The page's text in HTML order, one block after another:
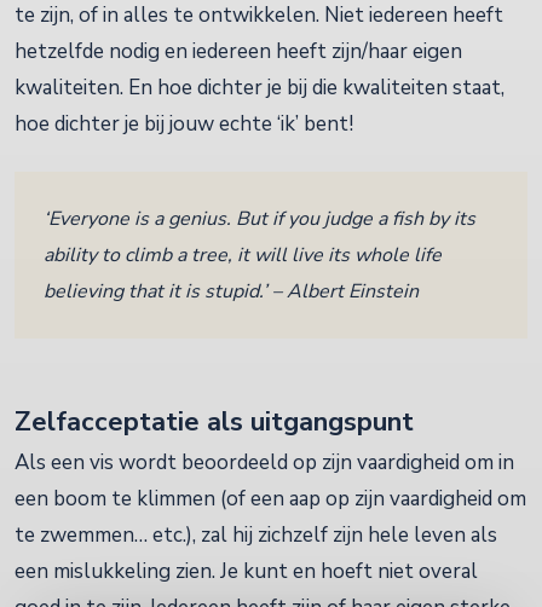
te zijn, of in alles te ontwikkelen. Niet iedereen heeft
hetzelfde nodig en iedereen heeft zijn/haar eigen
kwaliteiten. En hoe dichter je bij die kwaliteiten staat,
hoe dichter je bij jouw echte ‘ik’ bent!
‘Everyone is a genius. But if you judge a fish by its
ability to climb a tree, it will live its whole life
believing that it is stupid.’ – Albert Einstein
Zelfacceptatie als uitgangspunt
Als een vis wordt beoordeeld op zijn vaardigheid om in
een boom te klimmen (of een aap op zijn vaardigheid om
te zwemmen… etc.), zal hij zichzelf zijn hele leven als
een mislukkeling zien. Je kunt en hoeft niet overal